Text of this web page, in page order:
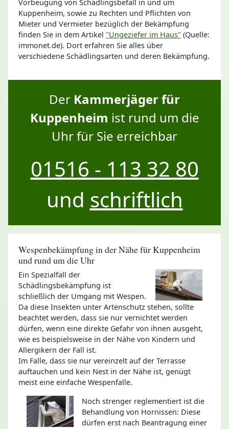
Vorbeugung von Schädlingsbefall in und um
Kuppenheim, sowie zu Rechten und Pflichten von
Mieter und Vermieter bezüglich der Bekämpfung
finden Sie in dem Artikel "Ungeziefer im Haus" (Quelle:
immonet.de). Dort erfahren Sie alles über
verschiedene Schädlingsarten und deren Bekämpfung.
Der Kammerjäger für
Kuppenheim ist rund um die
Uhr für Sie erreichbar
01516 - 113 32 80
und schriftlich
Wespenbekämpfung in der Nähe für Kuppenheim
und rund um die Uhr
Ein Spezialfall der
Schädlingsbekämpfung ist
schließlich der Umgang mit Wespen.
Da diese Insekten unter Artenschutz stehen, sollte
beachtet werden, dass sie nur vernichtet werden
dürfen, wenn eine direkte Gefahr von ihnen ausgeht,
wie es beispielsweise in der Nähe von Kindern und
Allergikern der Fall ist.
Im Falle, dass sie nur vereinzelt auf der Terrasse
auftauchen und kein Nest in der Nähe ist, genügt
meist eine einfache Wespenfalle.
Noch strenger reglementiert ist die
Behandlung von Hornissen: Diese
dürfen erst nach Beantragung einer